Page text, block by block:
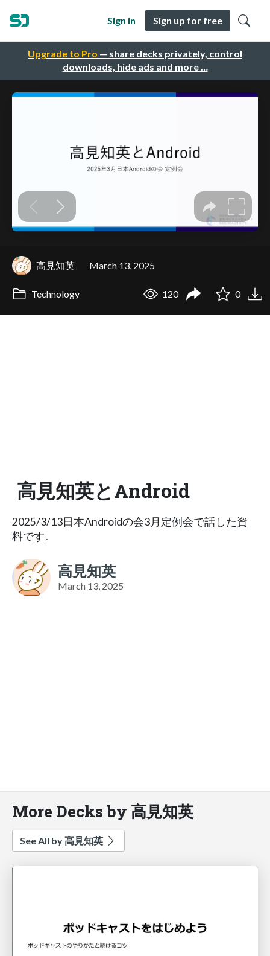
Upgrade to Pro — share decks privately, control
downloads, hide ads and more …
Sign in Sign up for free
高見知英 March 13, 2025
Technology 120 0
高見知英とAndroid
2025/3/13日本Androidの会3月定例会で話した資
料です。
高見知英
March 13, 2025
More Decks by 高見知英
See All by 高見知英